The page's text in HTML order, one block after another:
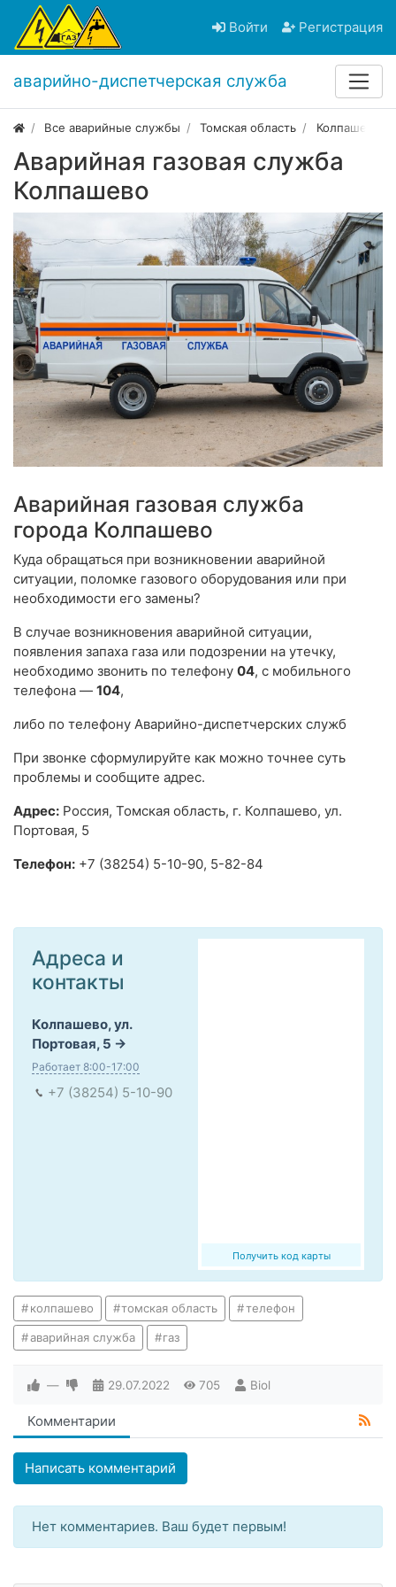
Войти Регистрация
аварийно-диспетчерская служба
Все аварийные службы Томская область Колпашево
Аварийная газовая служба
Колпашево
Аварийная газовая служба
города Колпашево
Куда обращаться при возникновении аварийной
ситуации, поломке газового оборудования или при
необходимости его замены?
В случае возникновения аварийной ситуации,
появления запаха газа или подозрении на утечку,
необходимо звонить по телефону 04, с мобильного
телефона — 104,
либо по телефону Аварийно-диспетчерских служб
При звонке сформулируйте как можно точнее суть
проблемы и сообщите адрес.
Адрес: Россия, Томская область, г. Колпашево, ул.
Портовая, 5
Телефон: +7 (38254) 5-10-90, 5-82-84
Получить код карты
Адреса и
контакты
Колпашево, ул.
Портовая, 5
Работает 8:00-17:00
+7 (38254) 5-10-90
колпашево томская область телефон
аварийная служба газ
— 29.07.2022 705 Biol
Комментарии
Написать комментарий
Нет комментариев. Ваш будет первым!